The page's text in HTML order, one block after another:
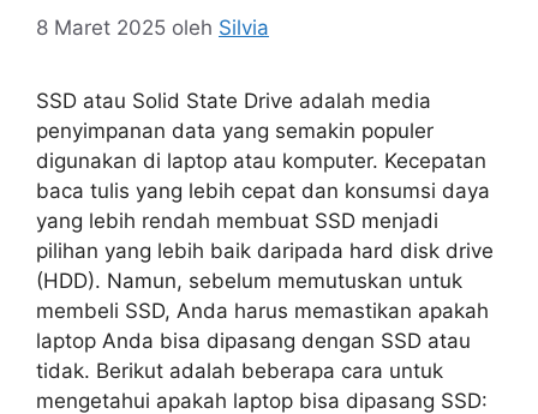
8 Maret 2025 oleh Silvia
SSD atau Solid State Drive adalah media
penyimpanan data yang semakin populer
digunakan di laptop atau komputer. Kecepatan
baca tulis yang lebih cepat dan konsumsi daya
yang lebih rendah membuat SSD menjadi
pilihan yang lebih baik daripada hard disk drive
(HDD). Namun, sebelum memutuskan untuk
membeli SSD, Anda harus memastikan apakah
laptop Anda bisa dipasang dengan SSD atau
tidak. Berikut adalah beberapa cara untuk
mengetahui apakah laptop bisa dipasang SSD: